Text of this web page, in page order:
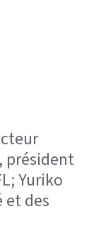
président
Yuriko
et des